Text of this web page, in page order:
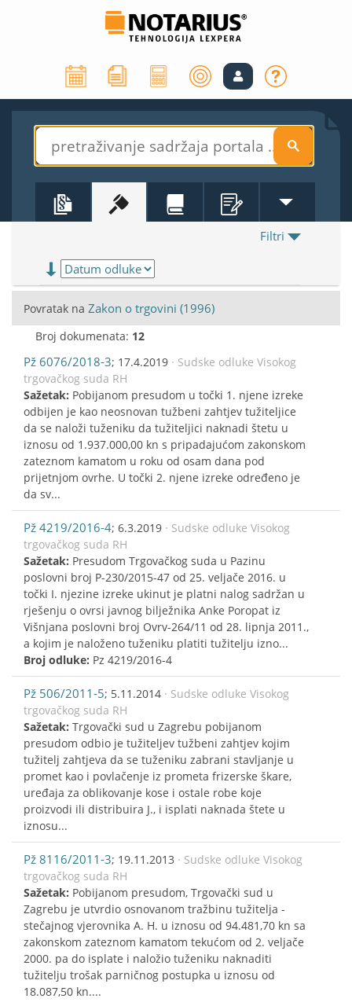
S
Filtri
Povratak na Zakon o trgovini (1996)
Broj dokumenata: 12
Pž 6076/2018-3; 17.4.2019 · Sudske odluke Visokog
trgovačkog suda RH
Sažetak: Pobijanom presudom u točki 1. njene izreke
odbijen je kao neosnovan tužbeni zahtjev tužiteljice
da se naloži tuženiku da tužiteljici naknadi štetu u
iznosu od 1.937.000,00 kn s pripadajućom zakonskom
zateznom kamatom u roku od osam dana pod
prijetnjom ovrhe. U točki 2. njene izreke određeno je
da sv...
Pž 4219/2016-4; 6.3.2019 · Sudske odluke Visokog
trgovačkog suda RH
Sažetak: Presudom Trgovačkog suda u Pazinu
poslovni broj P-230/2015-47 od 25. veljače 2016. u
točki I. njezine izreke ukinut je platni nalog sadržan u
rješenju o ovrsi javnog bilježnika Anke Poropat iz
Višnjana poslovni broj Ovrv-264/11 od 28. lipnja 2011.,
a kojim je naloženo tuženiku platiti tužitelju izno...
Broj odluke: Pz 4219/2016-4
Pž 506/2011-5; 5.11.2014 · Sudske odluke Visokog
trgovačkog suda RH
Sažetak: Trgovački sud u Zagrebu pobijanom
presudom odbio je tužiteljev tužbeni zahtjev kojim
tužitelj zahtjeva da se tuženiku zabrani stavljanje u
promet kao i povlačenje iz prometa frizerske škare,
uređaja za oblikovanje kose i ostale robe koje
proizvodi ili distribuira J., i isplati naknada štete u
iznosu...
Pž 8116/2011-3; 19.11.2013 · Sudske odluke Visokog
trgovačkog suda RH
Sažetak: Pobijanom presudom, Trgovački sud u
Zagrebu je utvrdio osnovanom tražbinu tužitelja -
stečajnog vjerovnika A. H. u iznosu od 94.481,70 kn sa
zakonskom zateznom kamatom tekućom od 2. veljače
2000. pa do isplate i naložio tuženiku naknaditi
tužitelju trošak parničnog postupka u iznosu od
18.087,50 kn....